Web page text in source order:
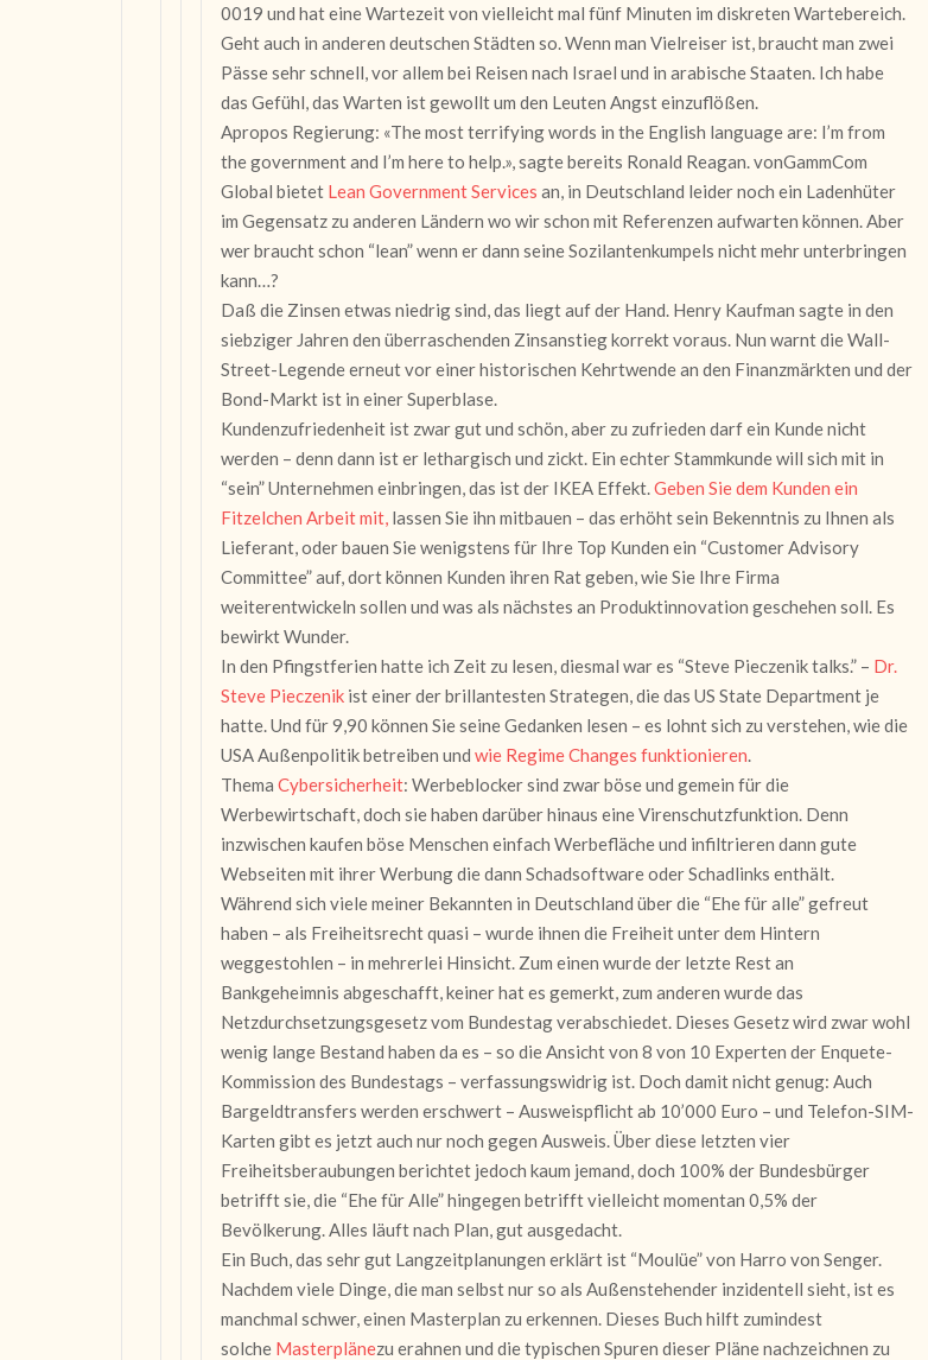
0019 und hat eine Wartezeit von vielleicht mal fünf Minuten im diskreten Wartebereich.
Geht auch in anderen deutschen Städten so. Wenn man Vielreiser ist, braucht man zwei
Pässe sehr schnell, vor allem bei Reisen nach Israel und in arabische Staaten. Ich habe
das Gefühl, das Warten ist gewollt um den Leuten Angst einzuflößen.
Apropos Regierung: «The most terrifying words in the English language are: I’m from
the government and I’m here to help.», sagte bereits Ronald Reagan. vonGammCom
Global bietet Lean Government Services an, in Deutschland leider noch ein Ladenhüter
im Gegensatz zu anderen Ländern wo wir schon mit Referenzen aufwarten können. Aber
wer braucht schon “lean” wenn er dann seine Sozilantenkumpels nicht mehr unterbringen
kann…?
Daß die Zinsen etwas niedrig sind, das liegt auf der Hand. Henry Kaufman sagte in den
siebziger Jahren den überraschenden Zinsanstieg korrekt voraus. Nun warnt die Wall-
Street-Legende erneut vor einer historischen Kehrtwende an den Finanzmärkten und der
Bond-Markt ist in einer Superblase.
Kundenzufriedenheit ist zwar gut und schön, aber zu zufrieden darf ein Kunde nicht
werden – denn dann ist er lethargisch und zickt. Ein echter Stammkunde will sich mit in
“sein” Unternehmen einbringen, das ist der IKEA Effekt.Geben Sie dem Kunden ein
Fitzelchen Arbeit mit, lassen Sie ihn mitbauen – das erhöht sein Bekenntnis zu Ihnen als
Lieferant, oder bauen Sie wenigstens für Ihre Top Kunden ein “Customer Advisory
Committee” auf, dort können Kunden ihren Rat geben, wie Sie Ihre Firma
weiterentwickeln sollen und was als nächstes an Produktinnovation geschehen soll. Es
bewirkt Wunder.
In den Pfingstferien hatte ich Zeit zu lesen, diesmal war es “Steve Pieczenik talks.” – Dr.
Steve Pieczenik ist einer der brillantesten Strategen, die das US State Department je
hatte. Und für 9,90 können Sie seine Gedanken lesen – es lohnt sich zu verstehen, wie die
USA Außenpolitik betreiben und wie Regime Changes funktionieren.
Thema Cybersicherheit: Werbeblocker sind zwar böse und gemein für die
Werbewirtschaft, doch sie haben darüber hinaus eine Virenschutzfunktion. Denn
inzwischen kaufen böse Menschen einfach Werbefläche und infiltrieren dann gute
Webseiten mit ihrer Werbung die dann Schadsoftware oder Schadlinks enthält.
Während sich viele meiner Bekannten in Deutschland über die “Ehe für alle” gefreut
haben – als Freiheitsrecht quasi – wurde ihnen die Freiheit unter dem Hintern
weggestohlen – in mehrerlei Hinsicht. Zum einen wurde der letzte Rest an
Bankgeheimnis abgeschafft, keiner hat es gemerkt, zum anderen wurde das
Netzdurchsetzungsgesetz vom Bundestag verabschiedet. Dieses Gesetz wird zwar wohl
wenig lange Bestand haben da es – so die Ansicht von 8 von 10 Experten der Enquete-
Kommission des Bundestags – verfassungswidrig ist. Doch damit nicht genug: Auch
Bargeldtransfers werden erschwert – Ausweispflicht ab 10’000 Euro – und Telefon-SIM-
Karten gibt es jetzt auch nur noch gegen Ausweis. Über diese letzten vier
Freiheitsberaubungen berichtet jedoch kaum jemand, doch 100% der Bundesbürger
betrifft sie, die “Ehe für Alle” hingegen betrifft vielleicht momentan 0,5% der
Bevölkerung. Alles läuft nach Plan, gut ausgedacht.
Ein Buch, das sehr gut Langzeitplanungen erklärt ist “Moulüe” von Harro von Senger.
Nachdem viele Dinge, die man selbst nur so als Außenstehender inzidentell sieht, ist es
manchmal schwer, einen Masterplan zu erkennen. Dieses Buch hilft zumindest
solche Masterplänezu erahnen und die typischen Spuren dieser Pläne nachzeichnen zu